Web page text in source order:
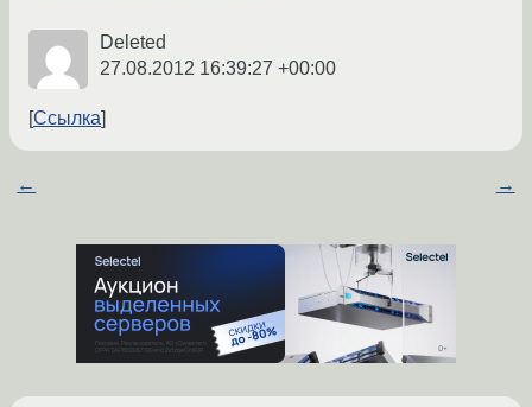
Deleted
27.08.2012 16:39:27 +00:00
Ссылка
← →